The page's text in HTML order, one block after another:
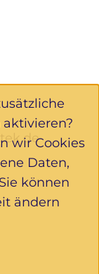
aktivieren?
wir Cookies
Daten,
können
ändern